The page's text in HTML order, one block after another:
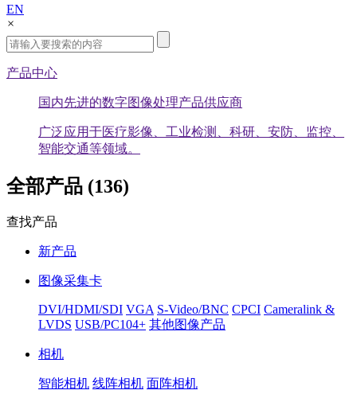
EN
×
产品中心
国内先进的数字图像处理产品供应商
广泛应用于医疗影像、工业检测、科研、安防、监控、
智能交通等领域。
全部产品 (136)
查找产品
新产品
图像采集卡
DVI/HDMI/SDI VGA S-Video/BNC CPCI Cameralink &
LVDS USB/PC104+ 其他图像产品
相机
智能相机 线阵相机 面阵相机